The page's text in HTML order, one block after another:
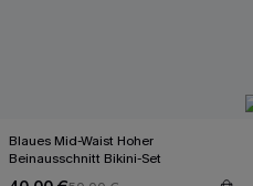
Blaues Mid-Waist Hoher
Beinausschnitt Bikini-Set